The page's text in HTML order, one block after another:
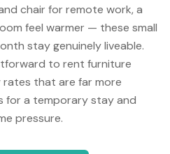
chair for remote work, a
feel warmer — these small
stay genuinely liveable.
to rent furniture
rates that are far more
for a temporary stay and
pressure.